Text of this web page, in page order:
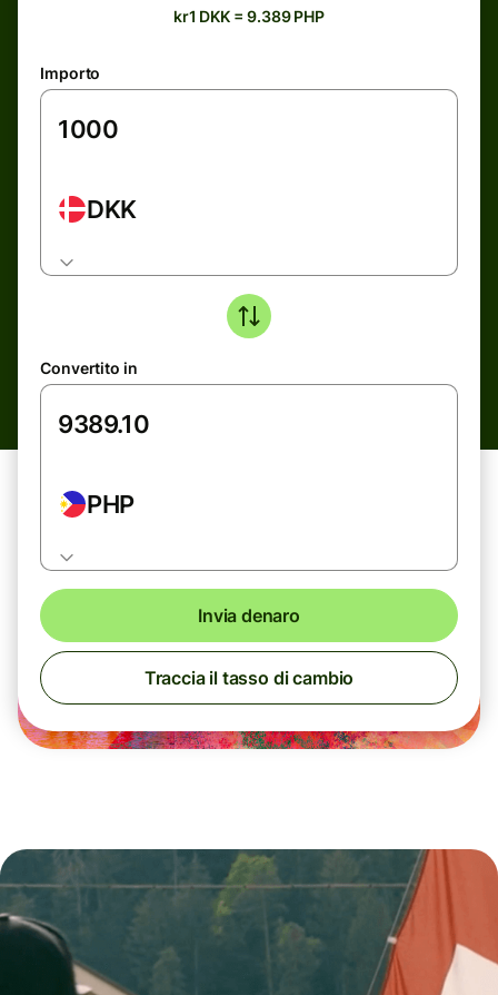
kr1 DKK = 9.389 PHP
Importo
DKK
Convertito in
PHP
Invia denaro
Traccia il tasso di cambio